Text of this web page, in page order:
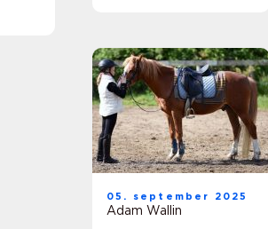
05. september 2025
Adam Wallin